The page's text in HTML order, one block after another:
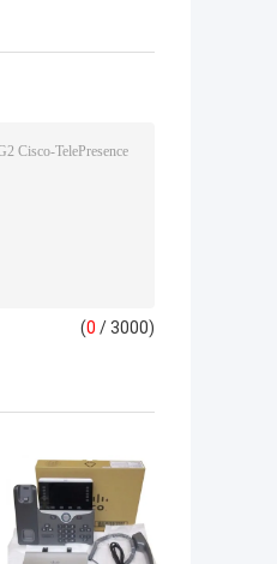
(0 / 3000)